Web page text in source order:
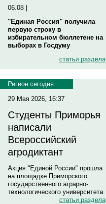
06.08 |
"Единая Россия" получила
первую строку в
избирательном бюллетене на
выборах в Госдуму
статьи раздела
Регион сегодня
29 Мая 2026, 16:37
Студенты Приморья
написали
Всероссийский
агродиктант
Акция "Единой России" прошла
на площадке Приморского
государственного аграрно-
технологического университета
статьи раздела